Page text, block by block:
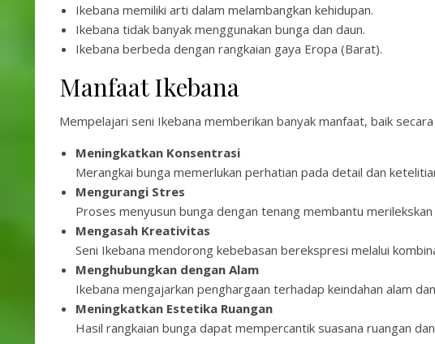
Ikebana memiliki arti dalam melambangkan kehidupan.
Ikebana tidak banyak menggunakan bunga dan daun.
Ikebana berbeda dengan rangkaian gaya Eropa (Barat).
Manfaat Ikebana
Mempelajari seni Ikebana memberikan banyak manfaat, baik
Meningkatkan Konsentrasi
Merangkai bunga memerlukan perhatian pada detail dan
Mengurangi Stres
Proses menyusun bunga dengan tenang membantu merilekskan
Mengasah Kreativitas
Seni Ikebana mendorong kebebasan berekspresi melalui
Menghubungkan dengan Alam
Ikebana mengajarkan penghargaan terhadap keindahan alam
Meningkatkan Estetika Ruangan
Hasil rangkaian bunga dapat mempercantik suasana ruangan